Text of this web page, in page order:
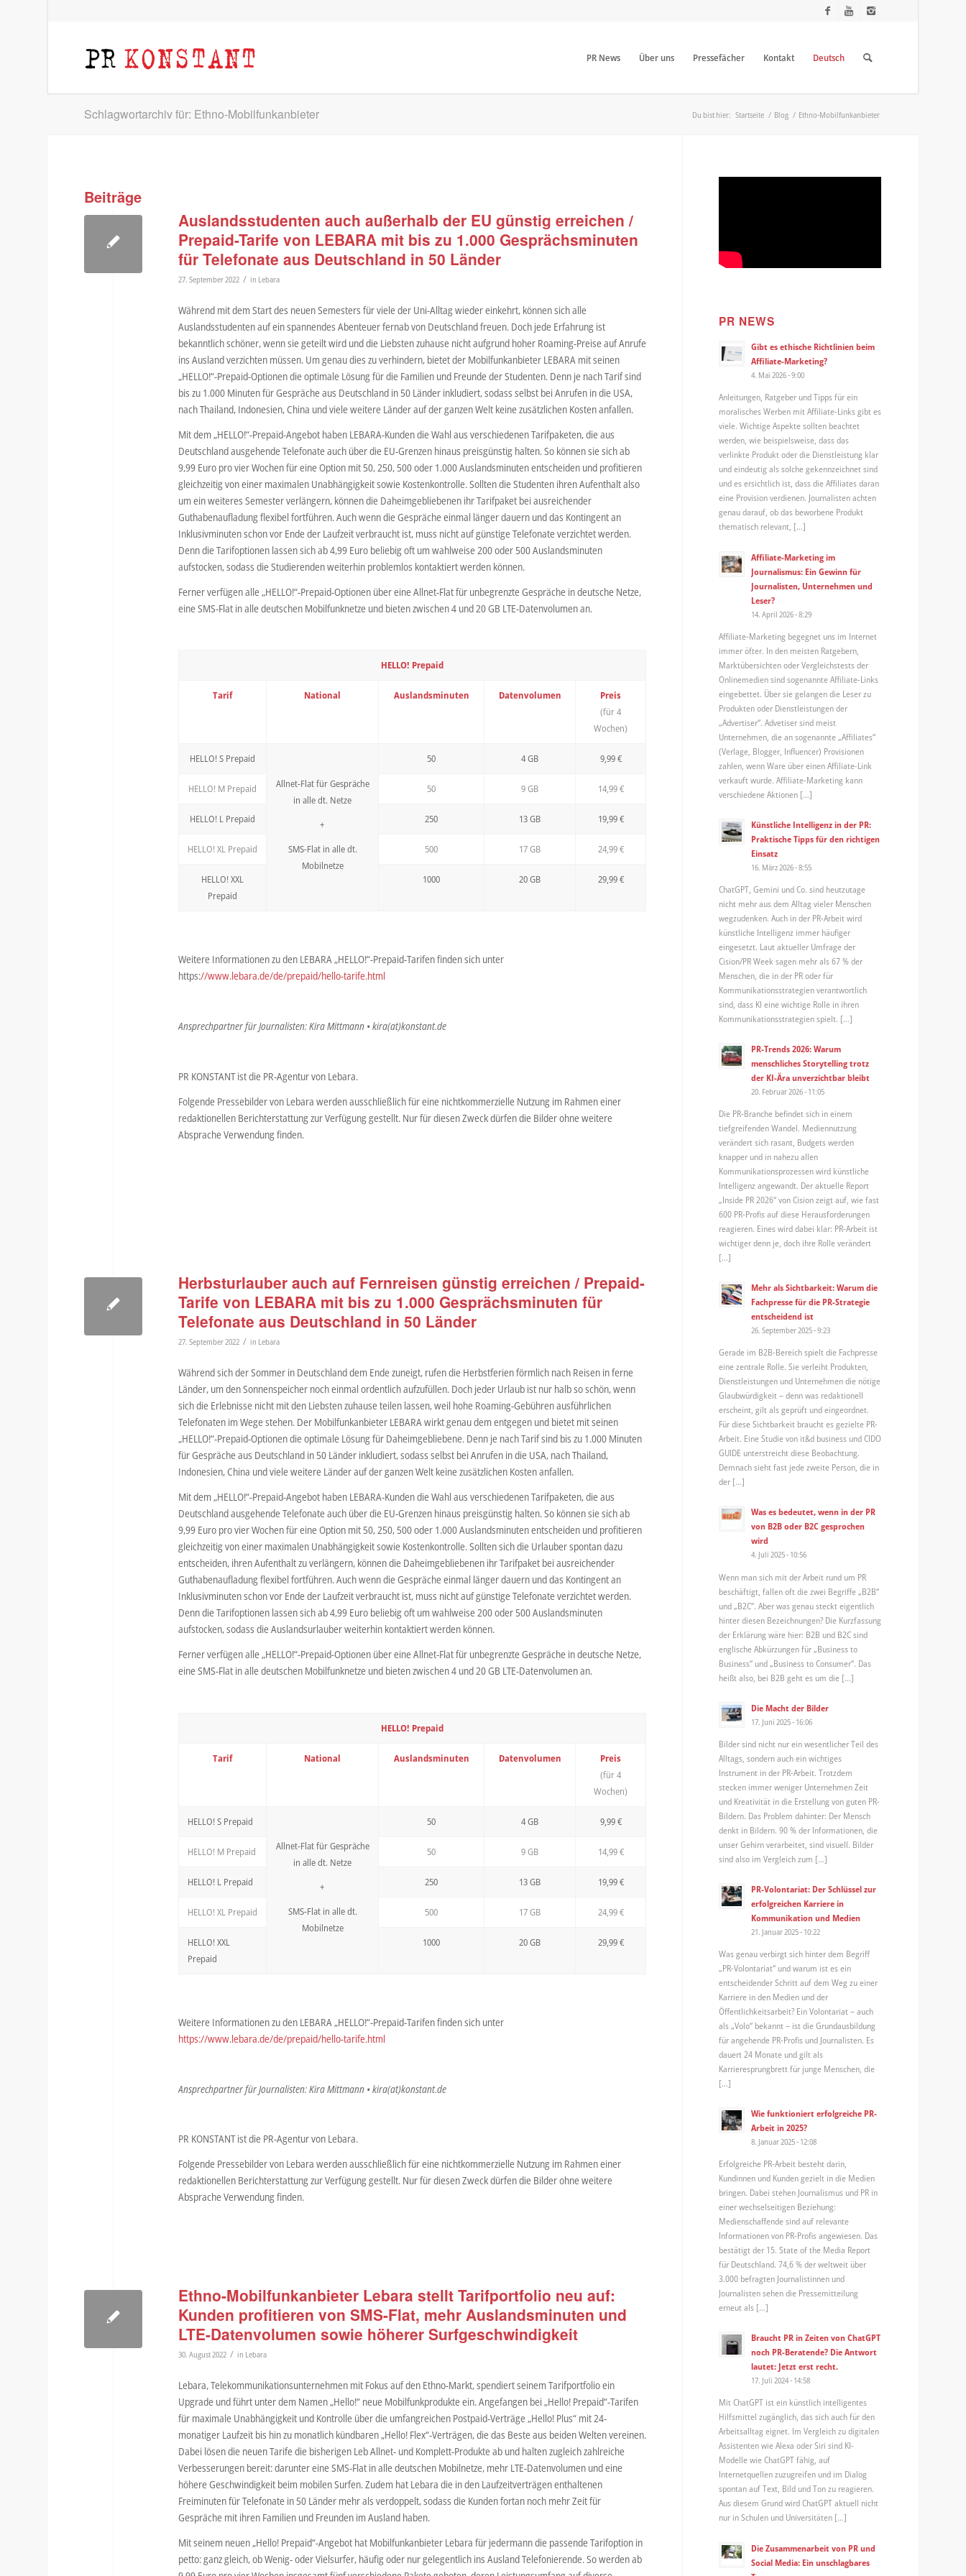
PR News Über uns Pressefächer Kontakt Deutsch
Schlagwortarchiv für: Ethno-Mobilfunkanbieter Du bist hier: Startseite / Blog / Ethno-Mobilfunkanbieter
Beiträge
Auslandsstudenten auch außerhalb der EU günstig erreichen /
Prepaid-Tarife von LEBARA mit bis zu 1.000 Gesprächsminuten
für Telefonate aus Deutschland in 50 Länder
27. September 2022 / in Lebara
Während mit dem Start des neuen Semesters für viele der Uni-Alltag wieder einkehrt, können sich alle
Auslandsstudenten auf ein spannendes Abenteuer fernab von Deutschland freuen. Doch jede Erfahrung ist
bekanntlich schöner, wenn sie geteilt wird und die Liebsten zuhause nicht aufgrund hoher Roaming-Preise auf Anrufe
ins Ausland verzichten müssen. Um genau dies zu verhindern, bietet der Mobilfunkanbieter LEBARA mit seinen
„HELLO!“-Prepaid-Optionen die optimale Lösung für die Familien und Freunde der Studenten. Denn je nach Tarif sind
bis zu 1.000 Minuten für Gespräche aus Deutschland in 50 Länder inkludiert, sodass selbst bei Anrufen in die USA,
nach Thailand, Indonesien, China und viele weitere Länder auf der ganzen Welt keine zusätzlichen Kosten anfallen.
Mit dem „HELLO!“-Prepaid-Angebot haben LEBARA-Kunden die Wahl aus verschiedenen Tarifpaketen, die aus
Deutschland ausgehende Telefonate auch über die EU-Grenzen hinaus preisgünstig halten. So können sie sich ab
9,99 Euro pro vier Wochen für eine Option mit 50, 250, 500 oder 1.000 Auslandsminuten entscheiden und profitieren
gleichzeitig von einer maximalen Unabhängigkeit sowie Kostenkontrolle. Sollten die Studenten ihren Aufenthalt also
um ein weiteres Semester verlängern, können die Daheimgebliebenen ihr Tarifpaket bei ausreichender
Guthabenaufladung flexibel fortführen. Auch wenn die Gespräche einmal länger dauern und das Kontingent an
Inklusivminuten schon vor Ende der Laufzeit verbraucht ist, muss nicht auf günstige Telefonate verzichtet werden.
Denn die Tarifoptionen lassen sich ab 4,99 Euro beliebig oft um wahlweise 200 oder 500 Auslandsminuten
aufstocken, sodass die Studierenden weiterhin problemlos kontaktiert werden können.
Ferner verfügen alle „HELLO!“-Prepaid-Optionen über eine Allnet-Flat für unbegrenzte Gespräche in deutsche Netze,
eine SMS-Flat in alle deutschen Mobilfunknetze und bieten zwischen 4 und 20 GB LTE-Datenvolumen an.
HELLO! Prepaid
Tarif National Auslandsminuten Datenvolumen
Preis
(für 4
Wochen)
HELLO! S Prepaid
Allnet-Flat für Gespräche
in alle dt. Netze
+
SMS-Flat in alle dt.
Mobilnetze
50 4 GB 9,99 €
HELLO! M Prepaid 50 9 GB 14,99 €
HELLO! L Prepaid 250 13 GB 19,99 €
HELLO! XL Prepaid 500 17 GB 24,99 €
HELLO! XXL
Prepaid
1000 20 GB 29,99 €
Weitere Informationen zu den LEBARA „HELLO!“-Prepaid-Tarifen finden sich unter
https://www.lebara.de/de/prepaid/hello-tarife.html
Ansprechpartner für Journalisten: Kira Mittmann • kira(at)konstant.de
PR KONSTANT ist die PR-Agentur von Lebara.
Folgende Pressebilder von Lebara werden ausschließlich für eine nichtkommerzielle Nutzung im Rahmen einer
redaktionellen Berichterstattung zur Verfügung gestellt. Nur für diesen Zweck dürfen die Bilder ohne weitere
Absprache Verwendung finden.
Herbsturlauber auch auf Fernreisen günstig erreichen / Prepaid-
Tarife von LEBARA mit bis zu 1.000 Gesprächsminuten für
Telefonate aus Deutschland in 50 Länder
27. September 2022 / in Lebara
Während sich der Sommer in Deutschland dem Ende zuneigt, rufen die Herbstferien förmlich nach Reisen in ferne
Länder, um den Sonnenspeicher noch einmal ordentlich aufzufüllen. Doch jeder Urlaub ist nur halb so schön, wenn
sich die Erlebnisse nicht mit den Liebsten zuhause teilen lassen, weil hohe Roaming-Gebühren ausführlichen
Telefonaten im Wege stehen. Der Mobilfunkanbieter LEBARA wirkt genau dem entgegen und bietet mit seinen
„HELLO!“-Prepaid-Optionen die optimale Lösung für Daheimgebliebene. Denn je nach Tarif sind bis zu 1.000 Minuten
für Gespräche aus Deutschland in 50 Länder inkludiert, sodass selbst bei Anrufen in die USA, nach Thailand,
Indonesien, China und viele weitere Länder auf der ganzen Welt keine zusätzlichen Kosten anfallen.
Mit dem „HELLO!“-Prepaid-Angebot haben LEBARA-Kunden die Wahl aus verschiedenen Tarifpaketen, die aus
Deutschland ausgehende Telefonate auch über die EU-Grenzen hinaus preisgünstig halten. So können sie sich ab
9,99 Euro pro vier Wochen für eine Option mit 50, 250, 500 oder 1.000 Auslandsminuten entscheiden und profitieren
gleichzeitig von einer maximalen Unabhängigkeit sowie Kostenkontrolle. Sollten sich die Urlauber spontan dazu
entscheiden, ihren Aufenthalt zu verlängern, können die Daheimgebliebenen ihr Tarifpaket bei ausreichender
Guthabenaufladung flexibel fortführen. Auch wenn die Gespräche einmal länger dauern und das Kontingent an
Inklusivminuten schon vor Ende der Laufzeit verbraucht ist, muss nicht auf günstige Telefonate verzichtet werden.
Denn die Tarifoptionen lassen sich ab 4,99 Euro beliebig oft um wahlweise 200 oder 500 Auslandsminuten
aufstocken, sodass die Auslandsurlauber weiterhin kontaktiert werden können.
Ferner verfügen alle „HELLO!“-Prepaid-Optionen über eine Allnet-Flat für unbegrenzte Gespräche in deutsche Netze,
eine SMS-Flat in alle deutschen Mobilfunknetze und bieten zwischen 4 und 20 GB LTE-Datenvolumen an.
HELLO! Prepaid
Tarif National Auslandsminuten Datenvolumen
Preis
(für 4
Wochen)
HELLO! S Prepaid
Allnet-Flat für Gespräche
in alle dt. Netze
+
SMS-Flat in alle dt.
Mobilnetze
50 4 GB 9,99 €
HELLO! M Prepaid 50 9 GB 14,99 €
HELLO! L Prepaid 250 13 GB 19,99 €
HELLO! XL Prepaid 500 17 GB 24,99 €
HELLO! XXL
Prepaid
1000 20 GB 29,99 €
Weitere Informationen zu den LEBARA „HELLO!“-Prepaid-Tarifen finden sich unter
https://www.lebara.de/de/prepaid/hello-tarife.html
Ansprechpartner für Journalisten: Kira Mittmann • kira(at)konstant.de
PR KONSTANT ist die PR-Agentur von Lebara.
Folgende Pressebilder von Lebara werden ausschließlich für eine nichtkommerzielle Nutzung im Rahmen einer
redaktionellen Berichterstattung zur Verfügung gestellt. Nur für diesen Zweck dürfen die Bilder ohne weitere
Absprache Verwendung finden.
Ethno-Mobilfunkanbieter Lebara stellt Tarifportfolio neu auf:
Kunden profitieren von SMS-Flat, mehr Auslandsminuten und
LTE-Datenvolumen sowie höherer Surfgeschwindigkeit
30. August 2022 / in Lebara
Lebara, Telekommunikationsunternehmen mit Fokus auf den Ethno-Markt, spendiert seinem Tarifportfolio ein
Upgrade und führt unter dem Namen „Hello!“ neue Mobilfunkprodukte ein. Angefangen bei „Hello! Prepaid“-Tarifen
für maximale Unabhängigkeit und Kontrolle über die umfangreichen Postpaid-Verträge „Hello! Plus“ mit 24-
monatiger Laufzeit bis hin zu monatlich kündbaren „Hello! Flex“-Verträgen, die das Beste aus beiden Welten vereinen.
Dabei lösen die neuen Tarife die bisherigen Leb Allnet- und Komplett-Produkte ab und halten zugleich zahlreiche
Verbesserungen bereit: darunter eine SMS-Flat in alle deutschen Mobilnetze, mehr LTE-Datenvolumen und eine
höhere Geschwindigkeit beim mobilen Surfen. Zudem hat Lebara die in den Laufzeitverträgen enthaltenen
Freiminuten für Telefonate in 50 Länder mehr als verdoppelt, sodass die Kunden fortan noch mehr Zeit für
Gespräche mit ihren Familien und Freunden im Ausland haben.
Mit seinem neuen „Hello! Prepaid“-Angebot hat Mobilfunkanbieter Lebara für jedermann die passende Tarifoption in
petto: ganz gleich, ob Wenig- oder Vielsurfer, häufig oder nur gelegentlich ins Ausland Telefonierende. So werden ab
PR NEWS
Gibt es ethische Richtlinien beim
Affiliate-Marketing?
4. Mai 2026 - 9:00
Anleitungen, Ratgeber und Tipps für ein
moralisches Werben mit Affiliate-Links gibt es
viele. Wichtige Aspekte sollten beachtet
werden, wie beispielsweise, dass das
verlinkte Produkt oder die Dienstleistung klar
und eindeutig als solche gekennzeichnet sind
und es ersichtlich ist, dass die Affiliates daran
eine Provision verdienen. Journalisten achten
genau darauf, ob das beworbene Produkt
thematisch relevant, […]
Affiliate-Marketing im
Journalismus: Ein Gewinn für
Journalisten, Unternehmen und
Leser?
14. April 2026 - 8:29
Affiliate-Marketing begegnet uns im Internet
immer öfter. In den meisten Ratgebern,
Marktübersichten oder Vergleichstests der
Onlinemedien sind sogenannte Affiliate-Links
eingebettet. Über sie gelangen die Leser zu
Produkten oder Dienstleistungen der
„Advertiser“. Advetiser sind meist
Unternehmen, die an sogenannte „Affiliates“
(Verlage, Blogger, Influencer) Provisionen
zahlen, wenn Ware über einen Affiliate-Link
verkauft wurde. Affiliate-Marketing kann
verschiedene Aktionen […]
Künstliche Intelligenz in der PR:
Praktische Tipps für den richtigen
Einsatz
16. März 2026 - 8:55
ChatGPT, Gemini und Co. sind heutzutage
nicht mehr aus dem Alltag vieler Menschen
wegzudenken. Auch in der PR-Arbeit wird
künstliche Intelligenz immer häufiger
eingesetzt. Laut aktueller Umfrage der
Cision/PR Week sagen mehr als 67 % der
Menschen, die in der PR oder für
Kommunikationsstrategien verantwortlich
sind, dass KI eine wichtige Rolle in ihren
Kommunikationsstrategien spielt. […]
PR-Trends 2026: Warum
menschliches Storytelling trotz
der KI-Ära unverzichtbar bleibt
20. Februar 2026 - 11:05
Die PR-Branche befindet sich in einem
tiefgreifenden Wandel. Mediennutzung
verändert sich rasant, Budgets werden
knapper und in nahezu allen
Kommunikationsprozessen wird künstliche
Intelligenz angewandt. Der aktuelle Report
„Inside PR 2026“ von Cision zeigt auf, wie fast
600 PR-Profis auf diese Herausforderungen
reagieren. Eines wird dabei klar: PR-Arbeit ist
wichtiger denn je, doch ihre Rolle verändert
[…]
Mehr als Sichtbarkeit: Warum die
Fachpresse für die PR-Strategie
entscheidend ist
26. September 2025 - 9:23
Gerade im B2B-Bereich spielt die Fachpresse
eine zentrale Rolle. Sie verleiht Produkten,
Dienstleistungen und Unternehmen die nötige
Glaubwürdigkeit – denn was redaktionell
erscheint, gilt als geprüft und eingeordnet.
Für diese Sichtbarkeit braucht es gezielte PR-
Arbeit. Eine Studie von it&d business und CIDO
GUIDE unterstreicht diese Beobachtung.
Demnach sieht fast jede zweite Person, die in
der […]
Was es bedeutet, wenn in der PR
von B2B oder B2C gesprochen
wird
4. Juli 2025 - 10:56
Wenn man sich mit der Arbeit rund um PR
beschäftigt, fallen oft die zwei Begriffe „B2B“
und „B2C“. Aber was genau steckt eigentlich
hinter diesen Bezeichnungen? Die Kurzfassung
der Erklärung wäre hier: B2B und B2C sind
englische Abkürzungen für „Business to
Business“ und „Business to Consumer“. Das
heißt also, bei B2B geht es um die […]
Die Macht der Bilder
17. Juni 2025 - 16:06
Bilder sind nicht nur ein wesentlicher Teil des
Alltags, sondern auch ein wichtiges
Instrument in der PR-Arbeit. Trotzdem
stecken immer weniger Unternehmen Zeit
und Kreativität in die Erstellung von guten PR-
Bildern. Das Problem dahinter: Der Mensch
denkt in Bildern. 90 % der Informationen, die
unser Gehirn verarbeitet, sind visuell. Bilder
sind also im Vergleich zum […]
PR-Volontariat: Der Schlüssel zur
erfolgreichen Karriere in
Kommunikation und Medien
21. Januar 2025 - 10:22
Was genau verbirgt sich hinter dem Begriff
„PR-Volontariat“ und warum ist es ein
entscheidender Schritt auf dem Weg zu einer
Karriere in den Medien und der
Öffentlichkeitsarbeit? Ein Volontariat – auch
als „Volo“ bekannt – ist die Grundausbildung
für angehende PR-Profis und Journalisten. Es
dauert 24 Monate und gilt als
Karrieresprungbrett für junge Menschen, die
[…]
Wie funktioniert erfolgreiche PR-
Arbeit in 2025?
8. Januar 2025 - 12:08
Erfolgreiche PR-Arbeit besteht darin,
Kundinnen und Kunden gezielt in die Medien
bringen. Dabei stehen Journalismus und PR in
einer wechselseitigen Beziehung:
Medienschaffende sind auf relevante
Informationen von PR-Profis angewiesen. Das
bestätigt der 15. State of the Media Report
für Deutschland. 74,6 % der weltweit über
3.000 befragten Journalistinnen und
Journalisten sehen die Pressemitteilung
erneut als […]
Braucht PR in Zeiten von ChatGPT
noch PR-Beratende? Die Antwort
lautet: Jetzt erst recht.
17. Juli 2024 - 14:58
Mit ChatGPT ist ein künstlich intelligentes
Hilfsmittel zugänglich, das sich auch für den
Arbeitsalltag eignet. Im Vergleich zu digitalen
Assistenten wie Alexa oder Siri sind KI-
Modelle wie ChatGPT fähig, auf
Internetquellen zuzugreifen und im Dialog
spontan auf Text, Bild und Ton zu reagieren.
Aus diesem Grund wird ChatGPT aktuell nicht
nur in Schulen und Universitäten […]
Die Zusammenarbeit von PR und
Social Media: Ein unschlagbares